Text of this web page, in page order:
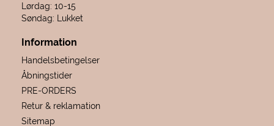
Lørdag: 10-15
Søndag: Lukket
Information
Handelsbetingelser
Åbningstider
PRE-ORDERS
Retur & reklamation
Sitemap